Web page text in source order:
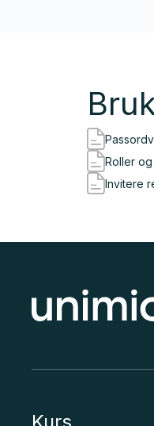
Roller
Invitere